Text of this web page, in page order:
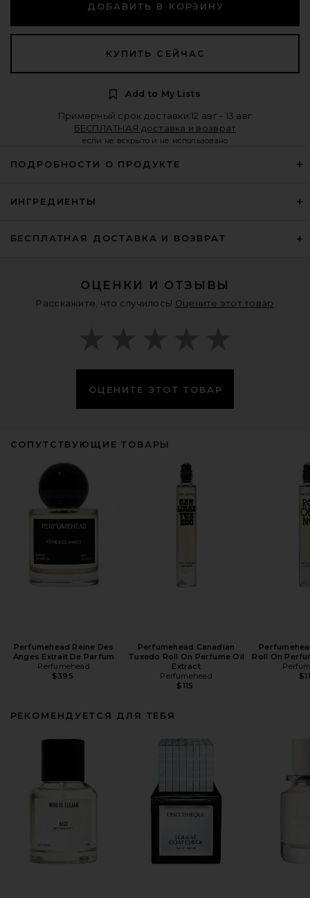
ДОБАВИТЬ В КОРЗИНУ
КУПИТЬ СЕЙЧАС
Add to My Lists
Примерный срок доставки:12 авг - 13 авг
БЕСПЛАТНАЯ доставка и возврат
если не вскрыто и не использовано
ПОДРОБНОСТИ О ПРОДУКТЕ
ИНГРЕДИЕНТЫ
БЕСПЛАТНАЯ ДОСТАВКА И ВОЗВРАТ
ОЦЕНКИ И ОТЗЫВЫ
Расскажите, что случилось! Оцените этот товар
ОЦЕНИТЕ ЭТОТ ТОВАР
СОПУТСТВУЮЩИЕ ТОВАРЫ
Perfumehead Reine Des
Anges Extrait De Parfum
Perfumehead
$395
Perfumehead Canadian
Tuxedo Roll On Perfume Oil
Extract
Perfumehead
$115
Roll On
РЕКОМЕНДУЕТСЯ ДЛЯ ТЕБЯ